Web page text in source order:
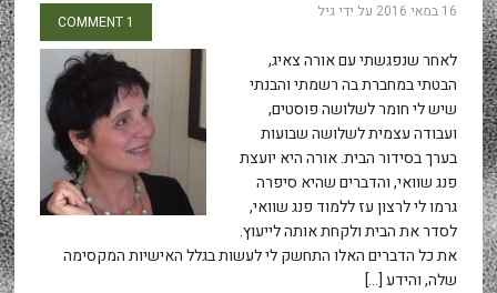
16 במאי 2016 על ידיגיל
1 COMMENT
לאחר שנפגשתי עם אורה צאיג,
הבטתי במחברת בה רשמתי והבנתי
שיש לי חומר לשלושה פוסטים,
ועבודה עצמית לשלושה שבועות
בערך בסידור הבית. אורה היא יועצת
פנג שוואי, והדברים שהיא סיפרה
גרמו לי לרצון עז ללמוד פנג שוואי,
לסדר את הבית ולקחת אותה לייעוץ.
את כל הדברים האלו התחשק לי לעשות בגלל האישיות המקסימה
שלה, והידע […]